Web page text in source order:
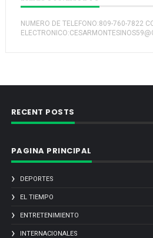
NUMERO DE TELEFONO:809-760-7822
RECENT POSTS
PAGINA PRINCIPAL
DEPORTES
EL TIEMPO
ENTRETENIMIENTO
INTERNACIONALES